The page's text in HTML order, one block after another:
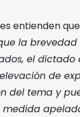
entienden que
la
el
de
del tema y